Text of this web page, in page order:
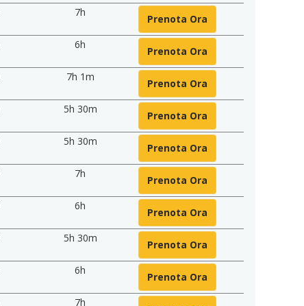
7h
Prenota Ora
6h
Prenota Ora
7h 1m
Prenota Ora
5h 30m
Prenota Ora
5h 30m
Prenota Ora
7h
Prenota Ora
6h
Prenota Ora
5h 30m
Prenota Ora
6h
Prenota Ora
7h